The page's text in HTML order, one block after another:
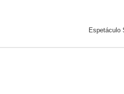
Espetáculo